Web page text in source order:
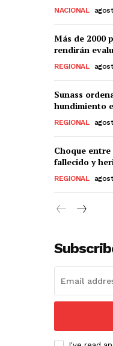
NACIONAL
Más de 2000
rendirán
REGIONAL
Sunass
hundimiento
REGIONAL
Choque
fallecido y
REGIONAL